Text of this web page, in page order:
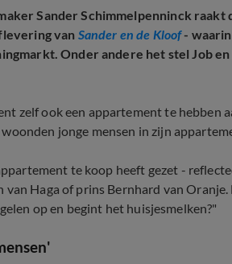
Sander Schimmelpenninck
van Sander en de Kloof-
Onder andere het stel Job
zelf ook een appartement te hebben
jonge mensen in zijn
te koop heeft gezet -
Haga of prins Bernhard van
op en begint het huisjesmelken?"